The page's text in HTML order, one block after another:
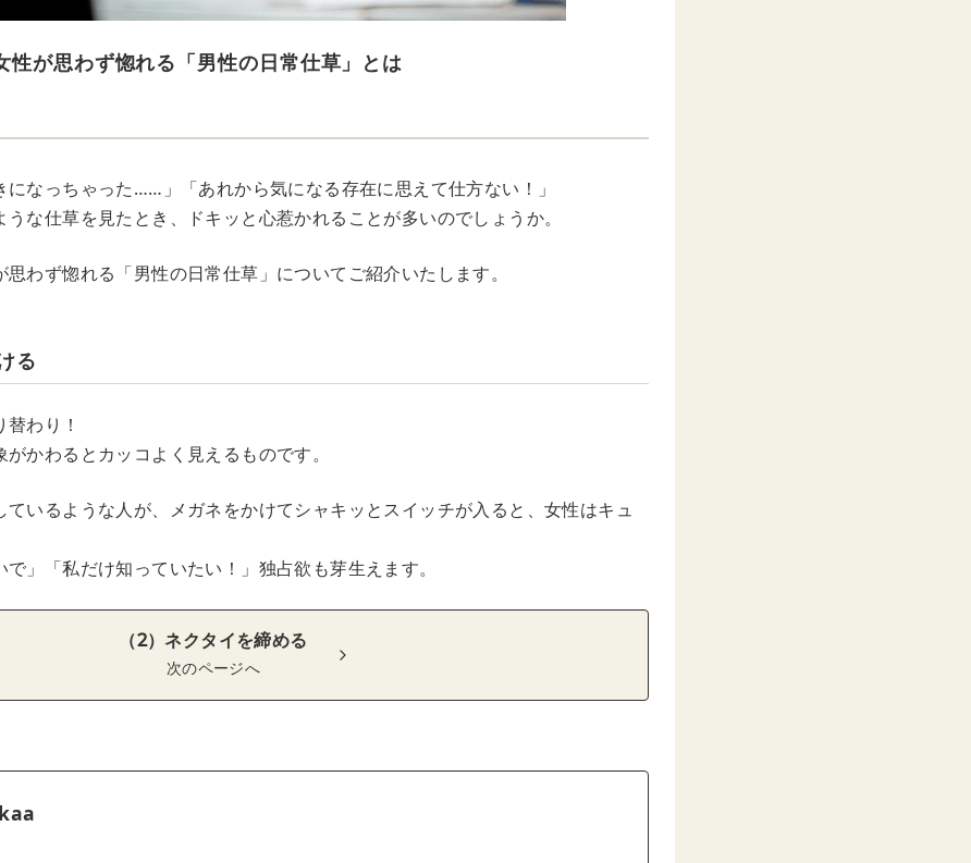
が思わず惚れる「男性の日常仕草」とは
になっちゃった……」「あれから気になる存在に思えて仕方ない！」
な仕草を見たとき、ドキッと心惹かれることが多いのでしょうか。
わず惚れる「男性の日常仕草」についてご紹介いたします。
る
わり！
かわるとカッコよく見えるものです。
ているような人が、メガネをかけてシャキッとスイッチが入ると、女性はキュ
で」「私だけ知っていたい！」独占欲も芽生えます。
（2）ネクタイを締める
次のページへ